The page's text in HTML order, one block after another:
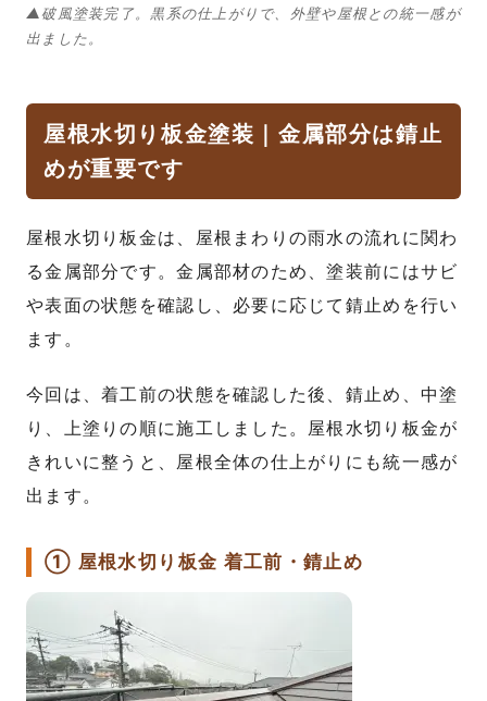
▲破風塗装完了。黒系の仕上がりで、外壁や屋根との統一感が
出ました。
屋根水切り板金塗装｜金属部分は錆止
めが重要です
屋根水切り板金は、屋根まわりの雨水の流れに関わ
る金属部分です。金属部材のため、塗装前にはサビ
や表面の状態を確認し、必要に応じて錆止めを行い
ます。
今回は、着工前の状態を確認した後、錆止め、中塗
り、上塗りの順に施工しました。屋根水切り板金が
きれいに整うと、屋根全体の仕上がりにも統一感が
出ます。
① 屋根水切り板金 着工前・錆止め